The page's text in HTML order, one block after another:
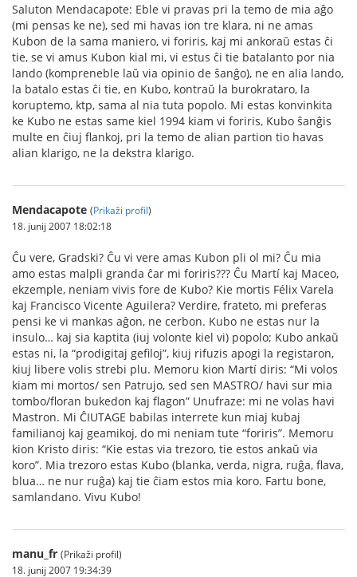
Saluton Mendacapote: Eble vi pravas pri la temo de mia aĝo
(mi pensas ke ne), sed mi havas ion tre klara, ni ne amas
Kubon de la sama maniero, vi foriris, kaj mi ankoraŭ estas ĉi
tie, se vi amus Kubon kial mi, vi estus ĉi tie batalanto por nia
lando (kompreneble laŭ via opinio de ŝanĝo), ne en alia lando,
la batalo estas ĉi tie, en Kubo, kontraŭ la burokrataro, la
koruptemo, ktp, sama al nia tuta popolo. Mi estas konvinkita
ke Kubo ne estas same kiel 1994 kiam vi foriris, Kubo ŝanĝis
multe en ĉiuj flankoj, pri la temo de alian partion tio havas
alian klarigo, ne la dekstra klarigo.
Mendacapote (Prikaži profil)
18. junij 2007 18:02:18
Ĉu vere, Gradski? Ĉu vi vere amas Kubon pli ol mi? Ĉu mia
amo estas malpli granda ĉar mi foriris??? Ĉu Martí kaj Maceo,
ekzemple, neniam vivis fore de Kubo? Kie mortis Félix Varela
kaj Francisco Vicente Aguilera? Verdire, frateto, mi preferas
pensi ke vi mankas aĝon, ne cerbon. Kubo ne estas nur la
insulo… kaj sia kaptita (iuj volonte kiel vi) popolo; Kubo ankaŭ
estas ni, la “prodigitaj gefiloj”, kiuj rifuzis apogi la registaron,
kiuj libere volis strebi plu. Memoru kion Martí diris: “Mi volos
kiam mi mortos/ sen Patrujo, sed sen MASTRO/ havi sur mia
tombo/floran bukedon kaj flagon” Unufraze: mi ne volas havi
Mastron. Mi ĈIUTAGE babilas interrete kun miaj kubaj
familianoj kaj geamikoj, do mi neniam tute “foriris”. Memoru
kion Kristo diris: “Kie estas via trezoro, tie estos ankaŭ via
koro”. Mia trezoro estas Kubo (blanka, verda, nigra, ruĝa, flava,
blua… ne nur ruĝa) kaj tie ĉiam estos mia koro. Fartu bone,
samlandano. Vivu Kubo!
manu_fr (Prikaži profil)
18. junij 2007 19:34:39